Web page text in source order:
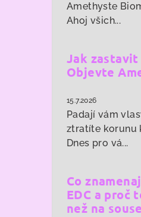
Amethyste
Ahoj všich...
Jak zastavit
Objevte
15.7.2026
Padají vám
ztratíte korunu
Dnes pro vá...
Co
EDC a proč
než na